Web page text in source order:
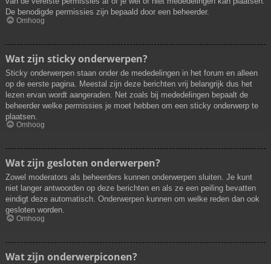
De benodigde permissies zijn bepaald door een beheerder.
Omhoog
Wat zijn sticky onderwerpen?
Sticky onderwerpen staan onder de mededelingen in het forum en alleen
op de eerste pagina. Meestal zijn deze berichten vrij belangrijk dus het
lezen ervan wordt aangeraden. Net zoals bij mededelingen bepaalt de
beheerder welke permissies je moet hebben om een sticky onderwerp te
plaatsen.
Omhoog
Wat zijn gesloten onderwerpen?
Zowel moderators als beheerders kunnen onderwerpen sluiten. Je kunt
niet langer antwoorden op deze berichten en als ze een peiling bevatten
eindigt deze automatisch. Onderwerpen kunnen om welke reden dan ook
gesloten worden.
Omhoog
Wat zijn onderwerpiconen?